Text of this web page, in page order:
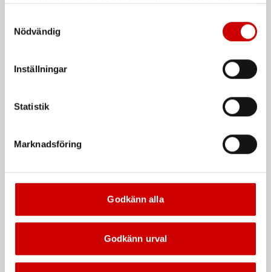
länder utanför EU med olika dataskyddsnormer. Genom
att godkänna samtycker du till sådana överföringar. Läs
Nödvändig
Inställningar
Statistik
Marknadsföring
Godkänn alla
Godkänn urval
Endast maskinkropp
Sänksåg TKS 59-E
Borrskruvdragare M-
Cirkelsågklinga trä 160